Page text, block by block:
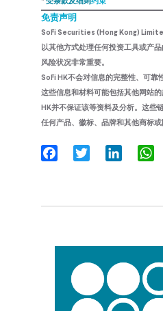
*受条款及细则约束
免责声明
SoFi Securities (Hong Kong)
以其他方式处理任何投资工具或产
风险状况非常重要。
SoFi HK不会对信息的完整性、可靠
这些信息和材料可能包括其他网站
HK并不保证该等资料及分析。这些
任何产品、徽标、品牌和其他商标
FacebookTwitter LinkedIn